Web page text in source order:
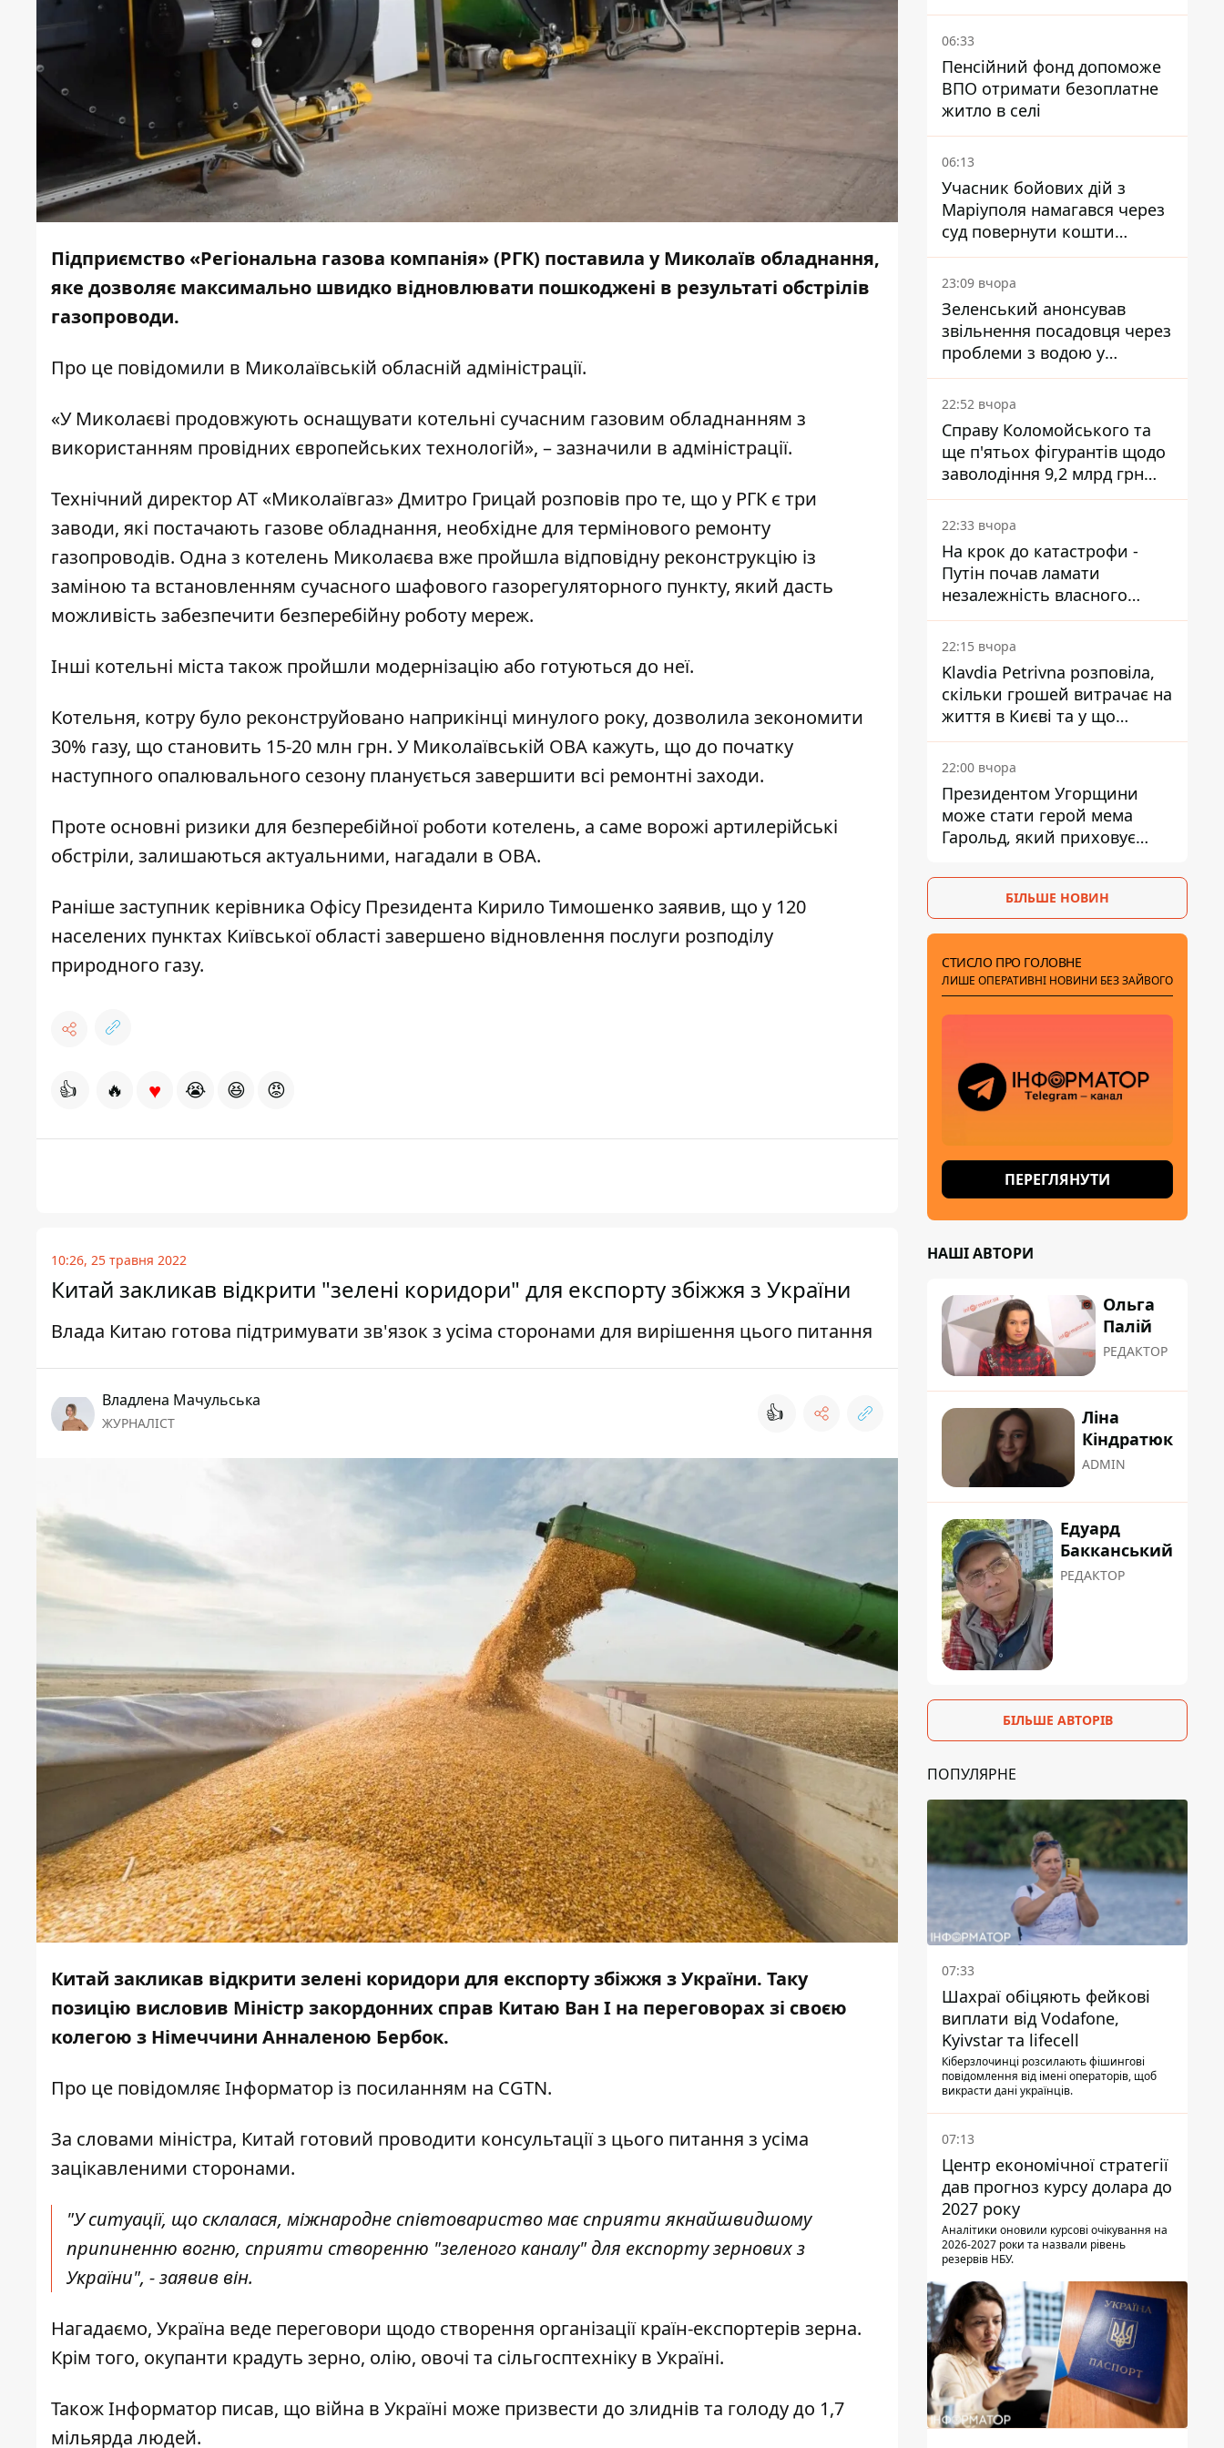
Підприємство «Регіональна газова компанія» (РГК) поставила у Миколаїв обладнання,
яке дозволяє максимально швидко відновлювати пошкоджені в результаті обстрілів
газопроводи.
Про це повідомили в Миколаївській обласній адміністрації.
«У Миколаєві продовжують оснащувати котельні сучасним газовим обладнанням з
використанням провідних європейських технологій», – зазначили в адміністрації.
Технічний директор АТ «Миколаївгаз» Дмитро Грицай розповів про те, що у РГК є три
заводи, які постачають газове обладнання, необхідне для термінового ремонту
газопроводів. Одна з котелень Миколаєва вже пройшла відповідну реконструкцію із
заміною та встановленням сучасного шафового газорегуляторного пункту, який дасть
можливість забезпечити безперебійну роботу мереж.
Інші котельні міста також пройшли модернізацію або готуються до неї.
Котельня, котру було реконструйовано наприкінці минулого року, дозволила зекономити
30% газу, що становить 15-20 млн грн. У Миколаївській ОВА кажуть, що до початку
наступного опалювального сезону планується завершити всі ремонтні заходи.
Проте основні ризики для безперебійної роботи котелень, а саме ворожі артилерійські
обстріли, залишаються актуальними, нагадали в ОВА.
Раніше заступник керівника Офісу Президента Кирило Тимошенко заявив, що у 120
населених пунктах Київської області завершено відновлення послуги розподілу
природного газу.
👍 🔥 ♥ 😭 😆 😡
10:26, 25 травня 2022
Китай закликав відкрити "зелені коридори" для експорту збіжжя з України
Влада Китаю готова підтримувати зв'язок з усіма сторонами для вирішення цього питання
Владлена Мачульська
ЖУРНАЛІСТ 👍
Китай закликав відкрити зелені коридори для експорту збіжжя з України. Таку
позицію висловив Міністр закордонних справ Китаю Ван І на переговорах зі своєю
колегою з Німеччини Анналеною Бербок.
Про це повідомляє Інформатор із посиланням на CGTN.
За словами міністра, Китай готовий проводити консультації з цього питання з усіма
зацікавленими сторонами.
"У ситуації, що склалася, міжнародне співтовариство має сприяти якнайшвидшому
припиненню вогню, сприяти створенню "зеленого каналу" для експорту зернових з
України", - заявив він.
Нагадаємо, Україна веде переговори щодо створення організації країн-експортерів зерна.
Крім того, окупанти крадуть зерно, олію, овочі та сільгосптехніку в Україні.
ТакожІнформатор писав, що війна в Україні може призвести до злиднів та голоду до 1,7
мільярда людей.
06:33
Пенсійний фонд допоможе
ВПО отримати безоплатне
житло в селі
06:13
Учасник бойових дій з
Маріуполя намагався через
суд повернути кошти
субсидії з рахунку в
Ощадбанку - яким було
рішення
23:09 вчора
Зеленський анонсував
звільнення посадовця через
проблеми з водою у
Марганці
22:52 вчора
Справу Коломойського та
ще п'ятьох фігурантів щодо
заволодіння 9,2 млрд грн
ПриватБанку скерували до
суду
22:33 вчора
На крок до катастрофи -
Путін почав ламати
незалежність власного
Центробанку, змусивши
знизити базову ставку
22:15 вчора
Klavdia Petrivna розповіла,
скільки грошей витрачає на
життя в Києві та у що
вкладає мільйони
22:00 вчора
Президентом Угорщини
може стати герой мема
Гарольд, який приховує
голосування
БІЛЬШЕ НОВИН
СТИСЛО ПРО ГОЛОВНЕ
ЛИШЕ ОПЕРАТИВНІ НОВИНИ БЕЗ ЗАЙВОГО
ПЕРЕГЛЯНУТИ
НАШІ АВТОРИ
Ольга
Палій
РЕДАКТОР
Ліна
Кіндратюк
ADMIN
Едуард
Бакканський
РЕДАКТОР
БІЛЬШЕ АВТОРІВ
ПОПУЛЯРНЕ
07:33
Шахраї обіцяють фейкові
виплати від Vodafone,
Kyivstar та lifecell
Кіберзлочинці розсилають фішингові
повідомлення від імені операторів, щоб
викрасти дані українців.
07:13
Центр економічної стратегії
дав прогноз курсу долара до
2027 року
Аналітики оновили курсові очікування на
2026-2027 роки та назвали рівень
резервів НБУ.